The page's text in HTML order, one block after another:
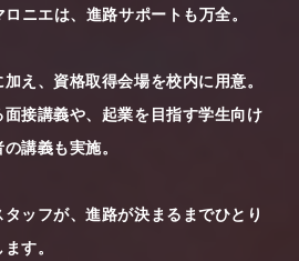
ニエは、進路サポートも万全。
え、資格取得会場を校内に用意。
接講義や、起業を目指す学生向け
講義も実施。
ッフが、進路が決まるまでひとり
す。